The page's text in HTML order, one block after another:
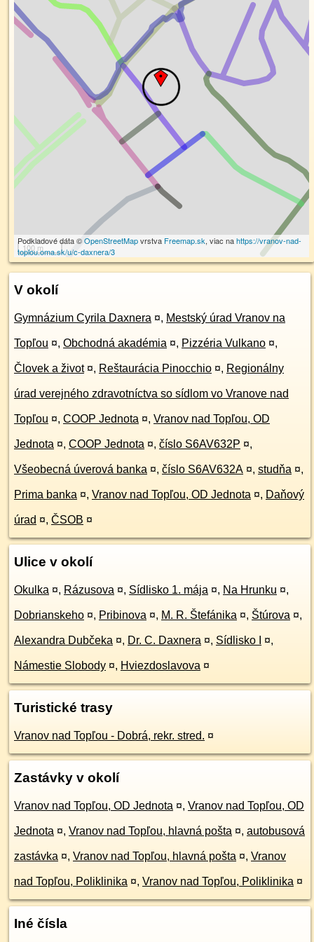
100 m
Podkladové dáta ©OpenStreetMapvrstva Freemap.sk, viac nahttps://vranov-nad-
toplou.oma.sk/u/c-daxnera/3
V okolí
Gymnázium Cyrila Daxnera ¤, Mestský úrad Vranov na
Topľou ¤, Obchodná akadémia ¤, Pizzéria Vulkano ¤,
Človek a život ¤, Reštaurácia Pinocchio ¤, Regionálny
úrad verejného zdravotníctva so sídlom vo Vranove nad
Topľou ¤, COOP Jednota ¤, Vranov nad Topľou, OD
Jednota ¤, COOP Jednota ¤, číslo S6AV632P ¤,
Všeobecná úverová banka ¤, číslo S6AV632A ¤, studňa ¤,
Prima banka ¤, Vranov nad Topľou, OD Jednota ¤, Daňový
úrad ¤, ČSOB ¤
Ulice v okolí
Okulka ¤, Rázusova ¤, Sídlisko 1. mája ¤, Na Hrunku ¤,
Dobrianskeho ¤, Pribinova ¤, M. R. Štefánika ¤, Štúrova ¤,
Alexandra Dubčeka ¤, Dr. C. Daxnera ¤, Sídlisko I ¤,
Námestie Slobody ¤, Hviezdoslavova ¤
Turistické trasy
Vranov nad Topľou - Dobrá, rekr. stred. ¤
Zastávky v okolí
Vranov nad Topľou, OD Jednota ¤, Vranov nad Topľou, OD
Jednota ¤, Vranov nad Topľou, hlavná pošta ¤, autobusová
zastávka ¤, Vranov nad Topľou, hlavná pošta ¤, Vranov
nad Topľou, Poliklinika ¤, Vranov nad Topľou, Poliklinika ¤
Iné čísla